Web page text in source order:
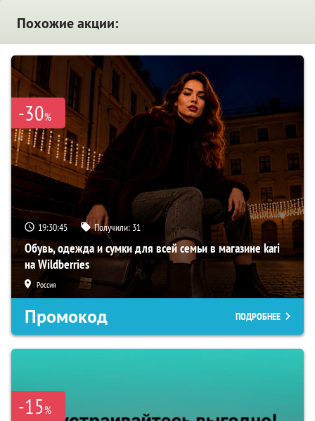
Похожие акции:
-30%
19:30:44 Получили: 31
Обувь, одежда и сумки для всей семьи в магазине kari
на Wildberries
Россия
Промокод ПОДРОБНЕЕ
-15%